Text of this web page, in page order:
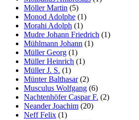
Möller Martin (5)
Monod Adolphe (1)
Morahi Adolph (1)
Mudre Johann Friedrich (1)
Mühlmann Johann (1)
Müller Georg (1)
Müller Heinrich (1)
Müller J. S. (1)
Münter Balthasar(2)
Musculus Wolfgang (6)
Nachtenhöfer Caspar F. (2)
Neander Joachim (20)
Neff Felix (1)